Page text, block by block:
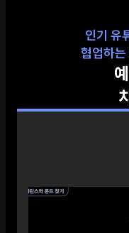
인기 유
협업하